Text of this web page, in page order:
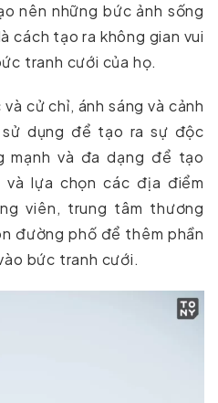
nên những bức ảnh sống
cách tạo ra không gian vui
tranh cưới của họ.
cử chỉ, ánh sáng và cảnh
dụng để tạo ra sự độc
mạnh và đa dạng để tạo
lựa chọn các địa điểm
viên, trung tâm thương
đường phố để thêm phần
bức tranh cưới.